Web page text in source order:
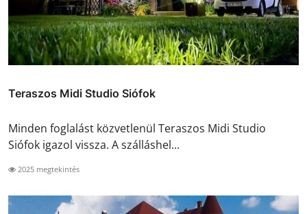
Teraszos Midi Studio Siófok
Minden foglalást közvetlenül Teraszos Midi Studio
Siófok igazol vissza. A szálláshel...
2025 megtekintés